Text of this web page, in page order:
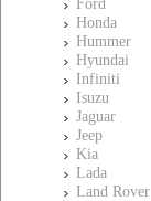
Ford
Honda
Hummer
Hyundai
Infiniti
Isuzu
Jaguar
Jeep
Kia
Lada
Land Rover